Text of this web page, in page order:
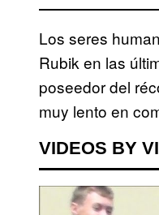
Los seres
Rubik en las
poseedor del
muy lento en
VIDEOS BY
P